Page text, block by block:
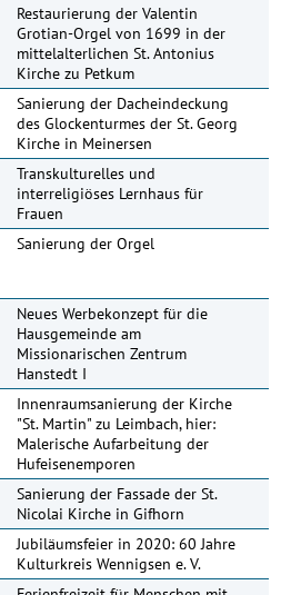
Restaurierung der Valentin
Grotian-Orgel von 1699 in der
mittelalterlichen St. Antonius
Kirche zu Petkum
Sanierung der Dacheindeckung
des Glockenturmes der St. Georg
Kirche in Meinersen
Transkulturelles und
interreligiöses Lernhaus für
Frauen
Sanierung der Orgel
Neues Werbekonzept für die
Hausgemeinde am
Missionarischen Zentrum
Hanstedt I
Innenraumsanierung der Kirche
"St. Martin" zu Leimbach, hier:
Malerische Aufarbeitung der
Hufeisenemporen
Sanierung der Fassade der St.
Nicolai Kirche in Gifhorn
Jubiläumsfeier in 2020: 60 Jahre
Kulturkreis Wennigsen e. V.